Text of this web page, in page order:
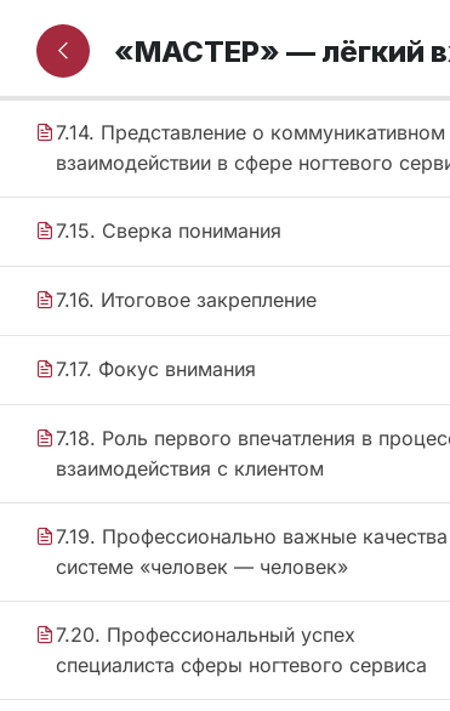
7.13. Многоуровневое коммуникативное
взаимодействие
7.14. Представление о коммуникативном
взаимодействии в сфере ногтевого
7.15. Сверка понимания
7.16. Итоговое закрепление
7.17. Фокус внимания
7.18. Роль первого впечатления в
взаимодействия с клиентом
7.19. Профессионально важные
системе «человек — человек»
7.20. Профессиональный успех
специалиста сферы ногтевого сервиса
«МАСТЕР» — лёгкий